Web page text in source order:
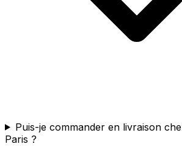
Puis-je commander en livraison
Paris ?